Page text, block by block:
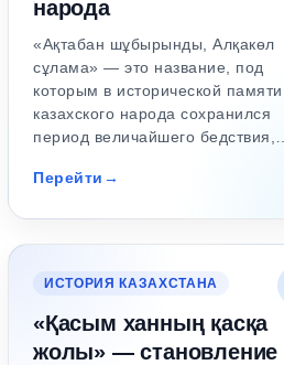
народа
«Ақтабан шұбырынды, Алқакөл
сұлама» — это название, под
которым в исторической памяти
казахского народа сохранился
период величайшего бедствия,…
Перейти
ИСТОРИЯ КАЗАХСТАНА
«Қасым ханның қасқа
жолы» — становление